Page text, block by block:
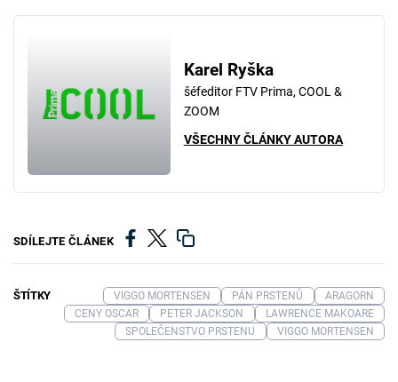
Karel Ryška
šéfeditor FTV Prima, COOL &
ZOOM
VŠECHNY ČLÁNKY AUTORA
SDÍLEJTE ČLÁNEK
ŠTÍTKY VIGGO MORTENSEN PÁN PRSTENŮ
ARAGORN
CENY OSCAR
PETER JACKSON
LAWRENCE MAKOARE
SPOLEČENSTVO PRSTENU
VIGGO MORTENSEN